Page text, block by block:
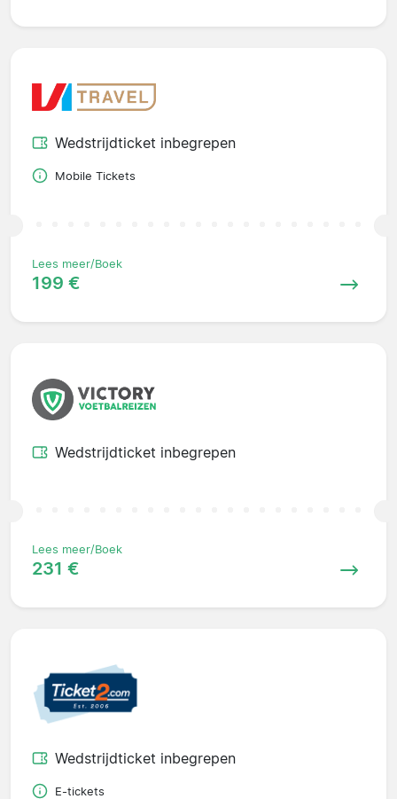
Wedstrijdticket inbegrepen
Mobile Tickets
Lees meer/Boek
199 €
Wedstrijdticket inbegrepen
Lees meer/Boek
231 €
Wedstrijdticket inbegrepen
E-tickets